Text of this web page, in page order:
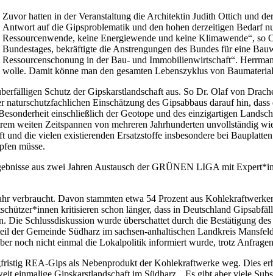
Zuvor hatten in der Veranstaltung die Architektin Judith Ottich und
Antwort auf die Gipsproblematik und den hohen derzeitigen Bedarf
Ressourcenwende, keine Energiewende und keine Klimawende“,
Bundestages, bekräftigte die Anstrengungen des Bundes für eine
Ressourcenschonung in der Bau- und Immobilienwirtschaft“.
wolle. Damit könne man den gesamten Lebenszyklus von
Schutz der Gipskarstlandschaft aus. So Dr. Olaf von
Einschätzung des Gipsabbaus darauf hin,
einschließlich der Geotope und des einzigartigen
weiten Zeitspannen von mehreren Jahrhunderten unvollständig
und die vielen existierenden Ersatzstoffe insbesondere bei
müsse.
aus zwei Jahren Austausch der GRÜNEN LIGA mit
verbraucht. Davon stammten etwa 54 Prozent aus
kritisieren schon länger, dass in Deutschland
Schlussdiskussion wurde überschattet durch die Bestätigung
der Gemeinde Südharz im sachsen-anhaltischen Landkreis
noch nicht einmal die Lokalpolitik informiert wurde, trotz
REA-Gips als Nebenprodukt der Kohlekraftwerke weg. Dies
einmalige Gipskarstlandschaft im Südharz. „Es gibt aber viele